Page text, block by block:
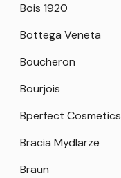
Bois 1920
Bottega Veneta
Boucheron
Bourjois
Bperfect Cosmetics
Bracia Mydlarze
Braun